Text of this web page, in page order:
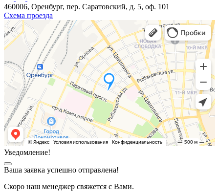
460006, Оренбург, пер. Саратовский, д. 5, оф. 101
Схема проезда
Уведомление!
Ваша заявка успешно отправлена!
Скоро наш менеджер свяжется с Вами.